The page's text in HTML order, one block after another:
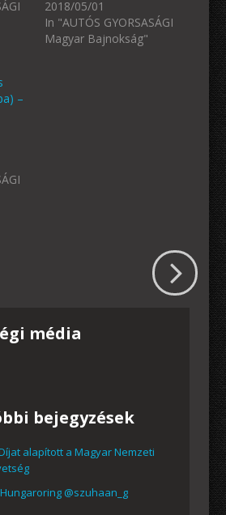
2018/05/01
In "AUTÓS GYORSASÁGI
Magyar Bajnokság"
–
média
bejegyzések
alapított a Magyar Nemzeti
@szuhaan_g